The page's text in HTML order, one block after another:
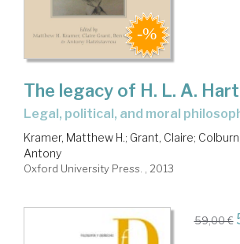
The legacy of H. L. A. Hart
legal, political, and moral
Kramer, Matthew H.; Grant, Claire;
Antony
Oxford University Press. , 2013
59,00 €